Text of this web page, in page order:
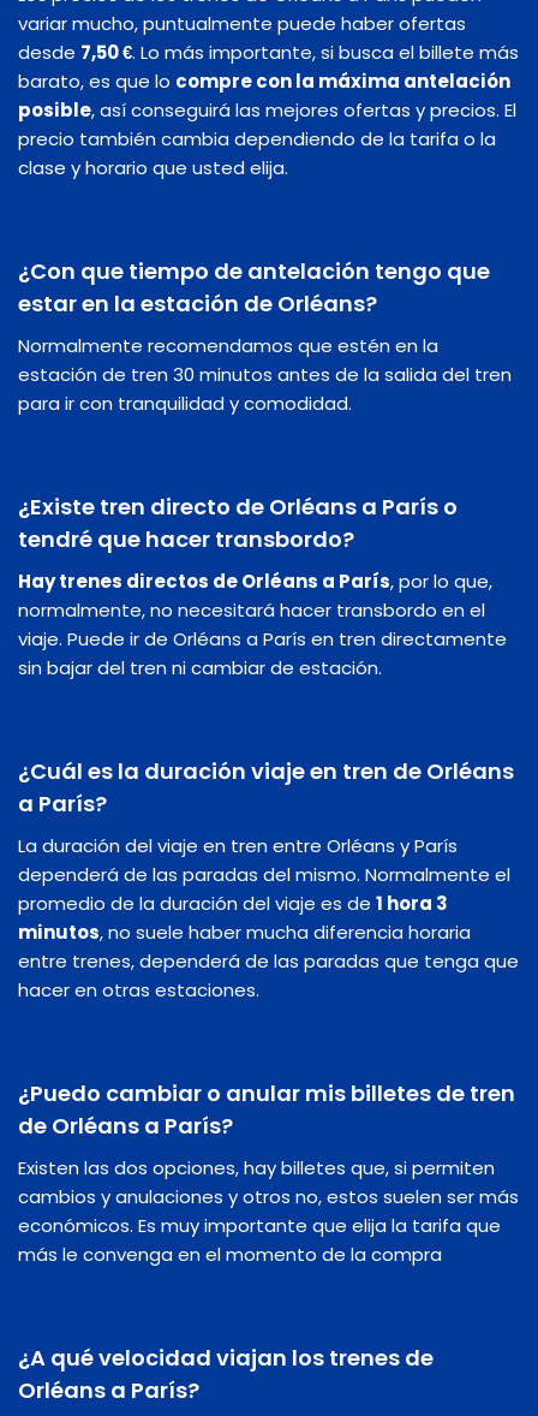
variar mucho, puntualmente puede haber ofertas
desde 7,50 €. Lo más importante, si busca el billete más
barato, es que lo compre con la máxima antelación
posible, así conseguirá las mejores ofertas y precios. El
precio también cambia dependiendo de la tarifa o la
clase y horario que usted elija.
¿Con que tiempo de antelación tengo que
estar en la estación de Orléans?
Normalmente recomendamos que estén en la
estación de tren 30 minutos antes de la salida del tren
para ir con tranquilidad y comodidad.
¿Existe tren directo de Orléans a París o
tendré que hacer transbordo?
Hay trenes directos de Orléans a París, por lo que,
normalmente, no necesitará hacer transbordo en el
viaje. Puede ir de Orléans a París en tren directamente
sin bajar del tren ni cambiar de estación.
¿Cuál es la duración viaje en tren de Orléans
a París?
La duración del viaje en tren entre Orléans y París
dependerá de las paradas del mismo. Normalmente el
promedio de la duración del viaje es de 1 hora 3
minutos, no suele haber mucha diferencia horaria
entre trenes, dependerá de las paradas que tenga que
hacer en otras estaciones.
¿Puedo cambiar o anular mis billetes de tren
de Orléans a París?
Existen las dos opciones, hay billetes que, si permiten
cambios y anulaciones y otros no, estos suelen ser más
económicos. Es muy importante que elija la tarifa que
más le convenga en el momento de la compra
¿A qué velocidad viajan los trenes de
Orléans a París?